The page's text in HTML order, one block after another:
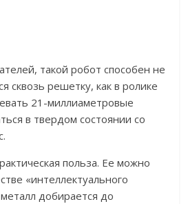
такой робот способен не
сквозь решетку, как в ролике
21-миллиаметровые
в твердом состоянии со
польза. Ее можно
«интеллектуального
добирается до